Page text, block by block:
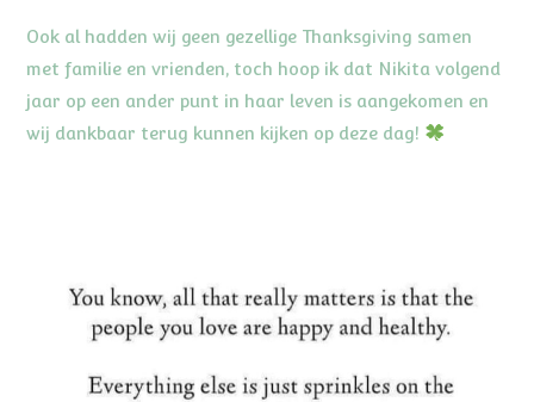
Ook al hadden wij geen gezellige Thanksgiving samen
met familie en vrienden, toch hoop ik dat Nikita volgend
jaar op een ander punt in haar leven is aangekomen en
wij dankbaar terug kunnen kijken op deze dag!